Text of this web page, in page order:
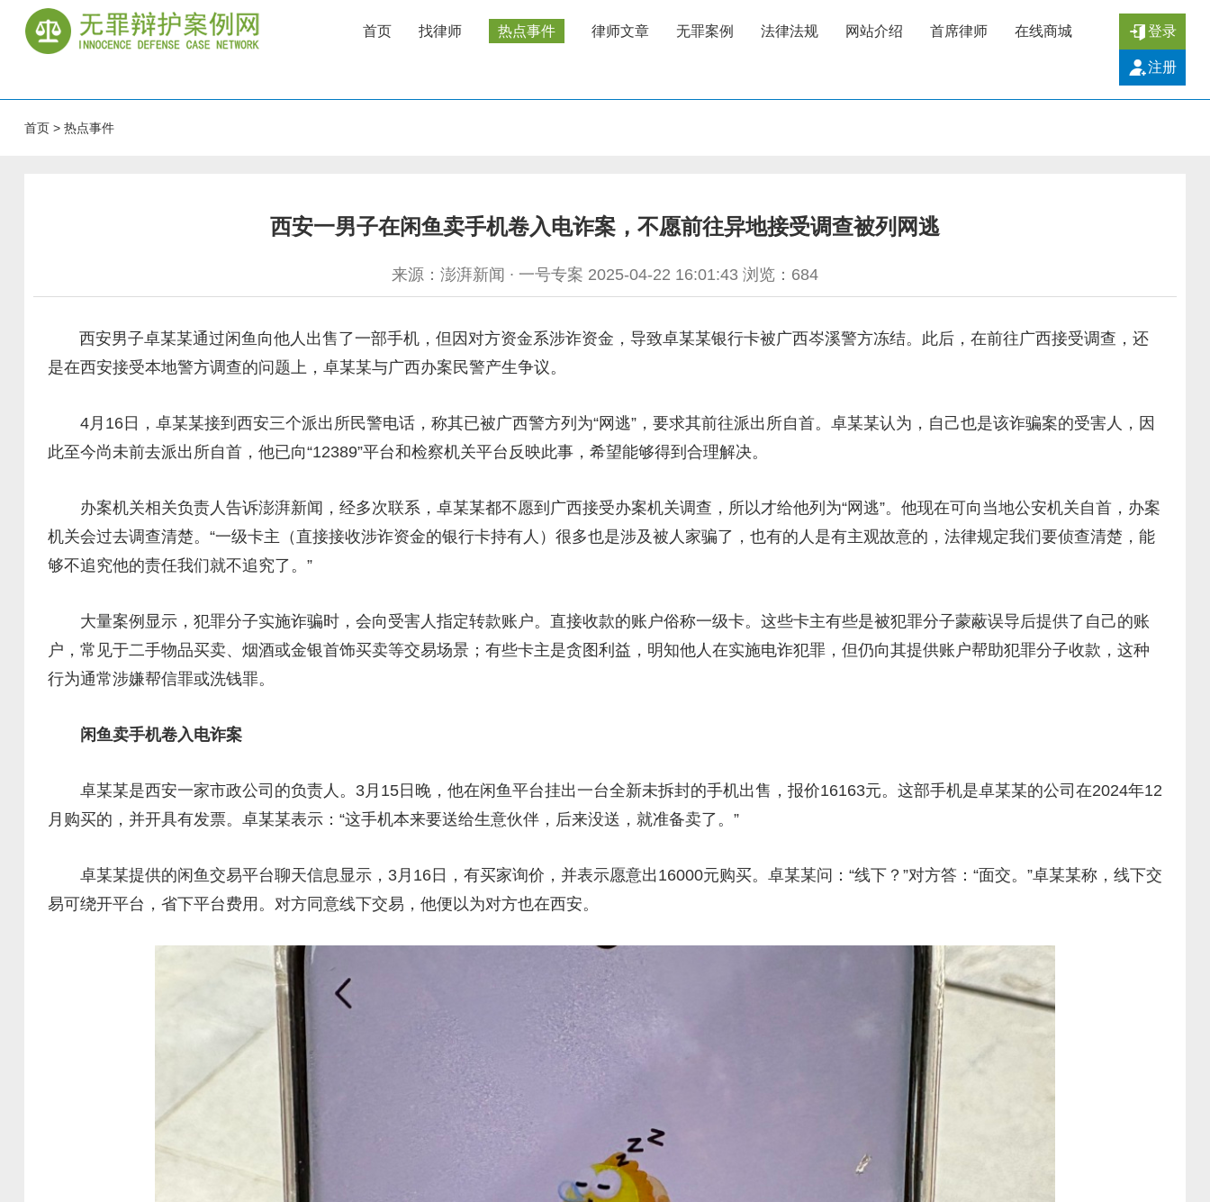
首页 找律师 热点事件 律师文章 无罪案例 法律法规 网站介绍 首席律师 在线商城 登录
注册
首页> 热点事件
西安一男子在闲鱼卖手机卷入电诈案，不愿前往异地接受调查被列网逃
来源：澎湃新闻 ∙ 一号专案 2025-04-22 16:01:43 浏览： 684
西安男子卓某某通过闲鱼向他人出售了一部手机，但因对方资金系涉诈资金，导致卓某某银行卡被广西岑溪警方冻结。此后，在前往广西接受调查，还
是在西安接受本地警方调查的问题上，卓某某与广西办案民警产生争议。
4月16日，卓某某接到西安三个派出所民警电话，称其已被广西警方列为“网逃”，要求其前往派出所自首。卓某某认为，自己也是该诈骗案的受害人，因
此至今尚未前去派出所自首，他已向“12389”平台和检察机关平台反映此事，希望能够得到合理解决。
办案机关相关负责人告诉澎湃新闻，经多次联系，卓某某都不愿到广西接受办案机关调查，所以才给他列为“网逃”。他现在可向当地公安机关自首，办案
机关会过去调查清楚。“一级卡主（直接接收涉诈资金的银行卡持有人）很多也是涉及被人家骗了，也有的人是有主观故意的，法律规定我们要侦查清楚，能
够不追究他的责任我们就不追究了。”
大量案例显示，犯罪分子实施诈骗时，会向受害人指定转款账户。直接收款的账户俗称一级卡。这些卡主有些是被犯罪分子蒙蔽误导后提供了自己的账
户，常见于二手物品买卖、烟酒或金银首饰买卖等交易场景；有些卡主是贪图利益，明知他人在实施电诈犯罪，但仍向其提供账户帮助犯罪分子收款，这种
行为通常涉嫌帮信罪或洗钱罪。
闲鱼卖手机卷入电诈案
卓某某是西安一家市政公司的负责人。3月15日晚，他在闲鱼平台挂出一台全新未拆封的手机出售，报价16163元。这部手机是卓某某的公司在2024年12
月购买的，并开具有发票。卓某某表示：“这手机本来要送给生意伙伴，后来没送，就准备卖了。”
卓某某提供的闲鱼交易平台聊天信息显示，3月16日，有买家询价，并表示愿意出16000元购买。卓某某问：“线下？”对方答：“面交。”卓某某称，线下交
易可绕开平台，省下平台费用。对方同意线下交易，他便以为对方也在西安。